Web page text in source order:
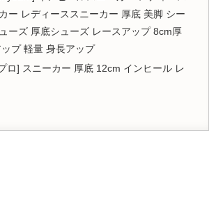
ー レディーススニーカー 厚底 美脚 シー
ーズ 厚底シューズ レースアップ 8cm厚
プ 軽量 身長アップ
] スニーカー 厚底 12cm インヒール レ